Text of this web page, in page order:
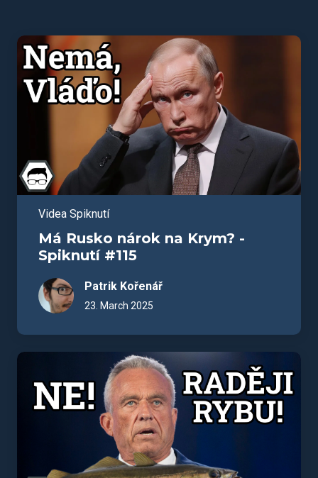
Videa Spiknutí
Má Rusko nárok na Krym? -
Spiknutí #115
Patrik Kořenář
23. March 2025